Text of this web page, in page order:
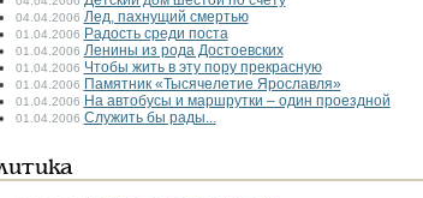
04.04.2006 Лед, пахнущий смертью
01.04.2006 Радость среди поста
01.04.2006 Ленины из рода Достоевских
01.04.2006 Чтобы жить в эту пору прекрасную
01.04.2006 Памятник «Тысячелетие Ярославля»
01.04.2006 На автобусы и маршрутки – один проездной
01.04.2006 Служить бы рады...